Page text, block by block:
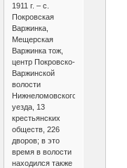
1911 г. – с.
Покровская
Варжинка,
Мещерская
Варжинка тож,
центр Покровско-
Варжинской
волости
Нижнеломовского
уезда, 13
крестьянских
обществ, 226
дворов; в это
время в волости
находился также